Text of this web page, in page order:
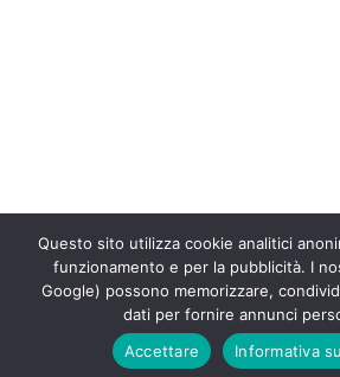
Uffici Postali in Italia Uffici Postali a
Go up
Questo sito utilizza cookie analitici
funzionamento e per la pubblicità. I
Google) possono memorizzare,
dati per fornire annunci
Accettare
Informativa